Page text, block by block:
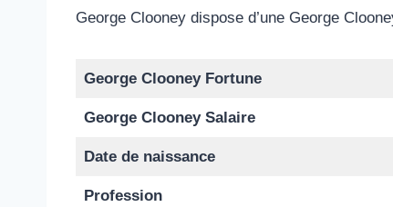
George Clooney dispose d’une George
George Clooney Fortune
George Clooney Salaire
Date de naissance
Profession